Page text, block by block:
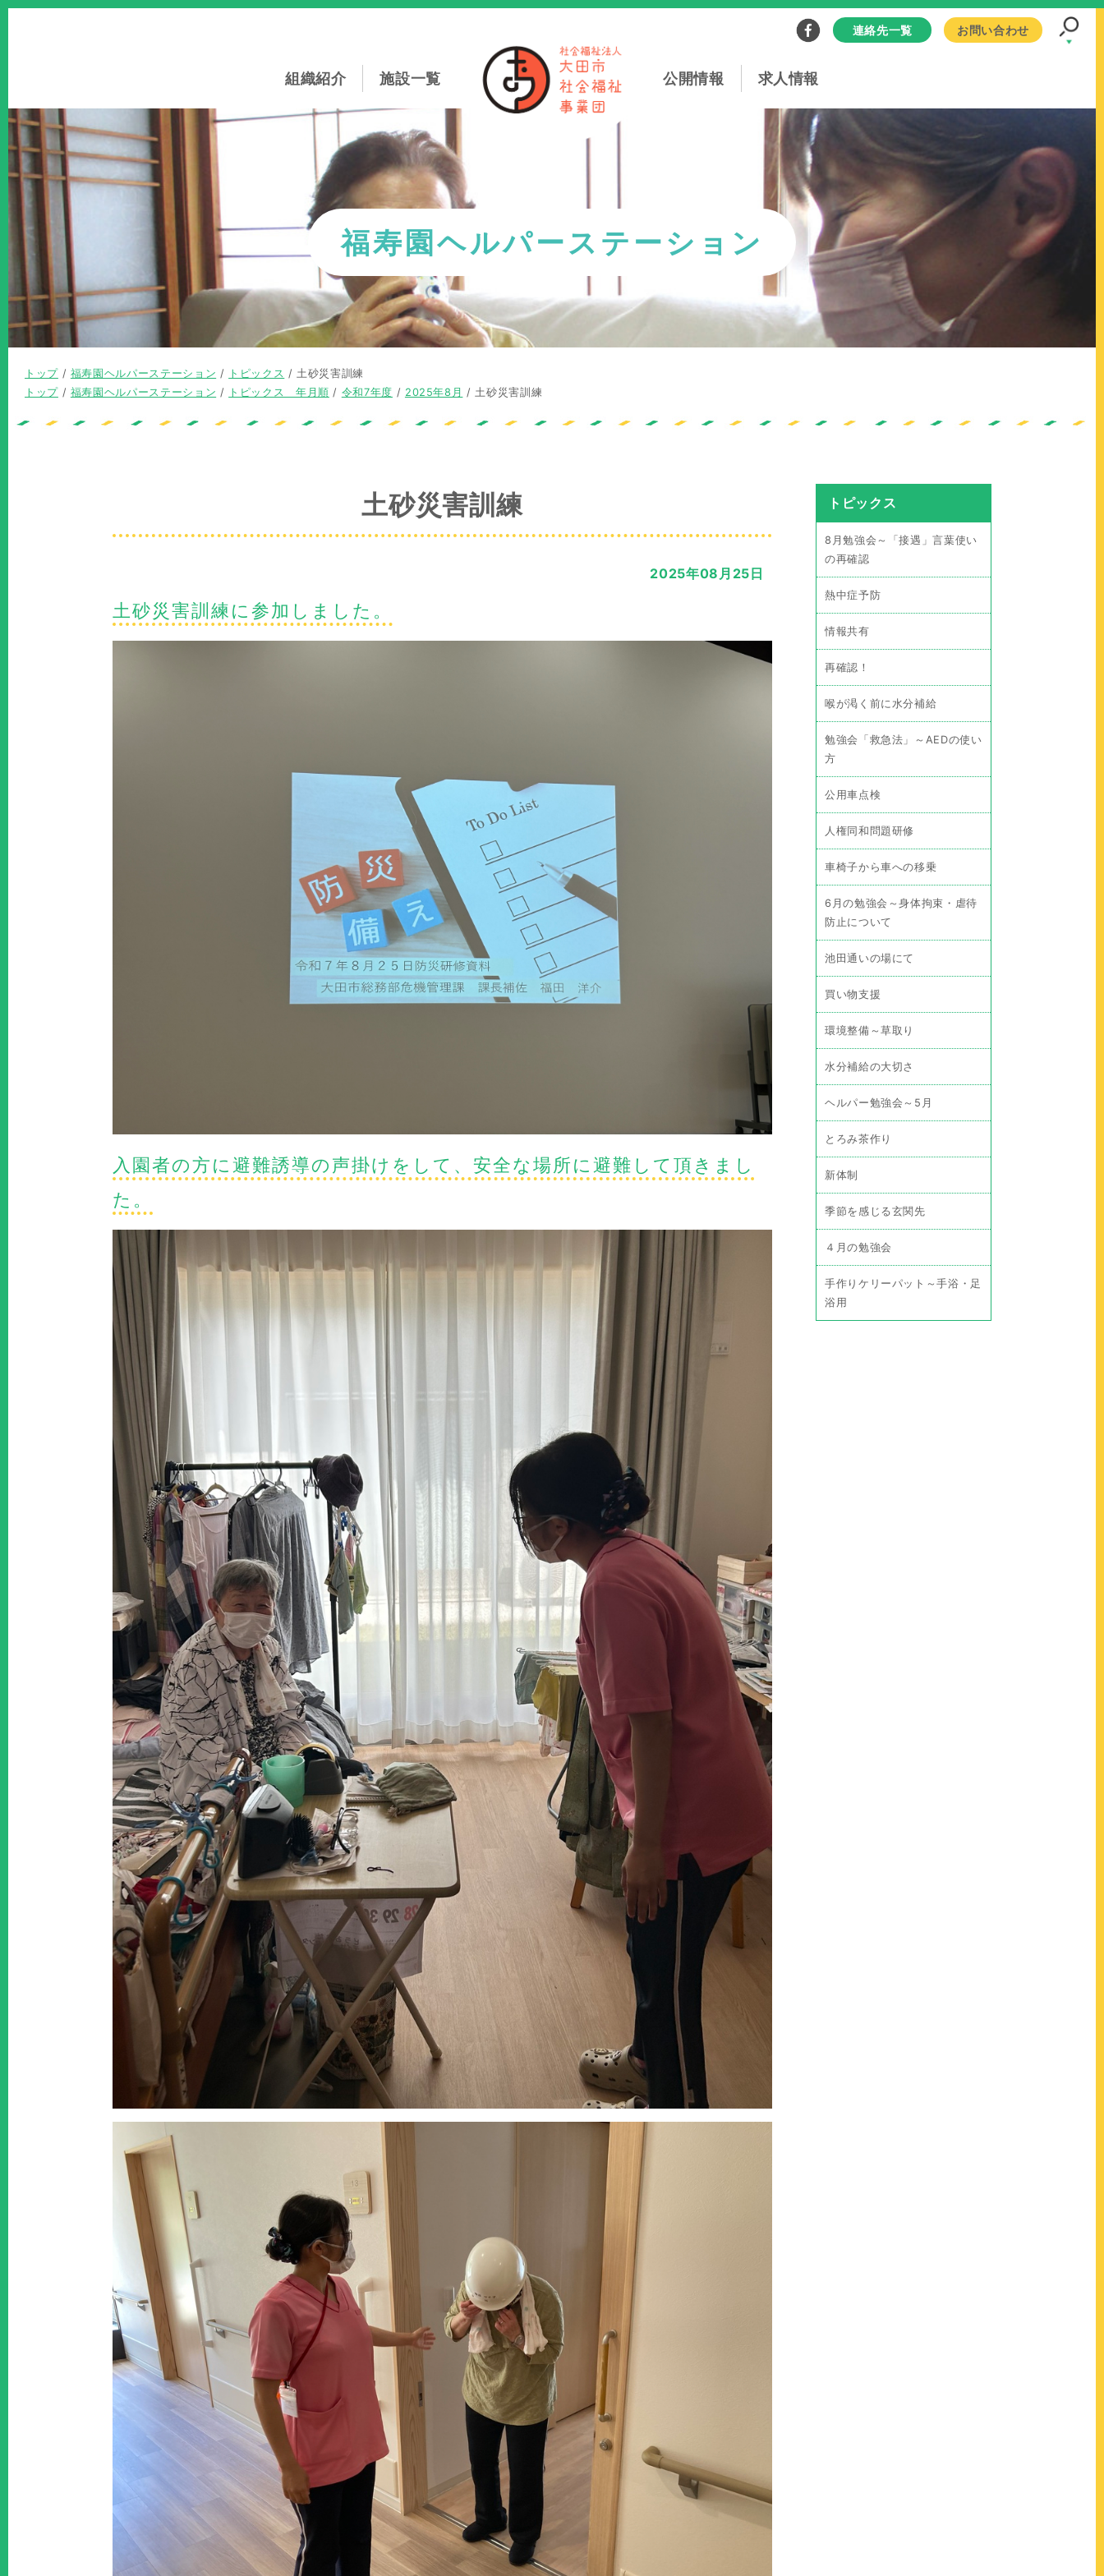
このページの本文へ
連絡先一覧 お問い合わせ
組織紹介 施設一覧 公開情報 求人情報
福寿園ヘルパーステーション
現
在
トップ/ 福寿園ヘルパーステーション / トピックス / 土砂災害訓練
現
トップ/ 福寿園ヘルパーステーション / トピックス 年月順 / 令和7年度 / 2025年8月 / 土砂災害訓練
土砂災害訓練
2025年08月25日
土砂災害訓練に参加しました。
入園者の方に避難誘導の声掛けをして、安全な場所に避難して頂きまし
た。
トピックス
8月勉強会～「接遇」言葉使い
の再確認
熱中症予防
情報共有
再確認！
喉が渇く前に水分補給
勉強会「救急法」～AEDの使い
方
公用車点検
人権同和問題研修
車椅子から車への移乗
6月の勉強会～身体拘束・虐待
防止について
池田通いの場にて
買い物支援
環境整備～草取り
水分補給の大切さ
ヘルパー勉強会～5月
とろみ茶作り
新体制
季節を感じる玄関先
４月の勉強会
手作りケリーパット～手浴・足
浴用